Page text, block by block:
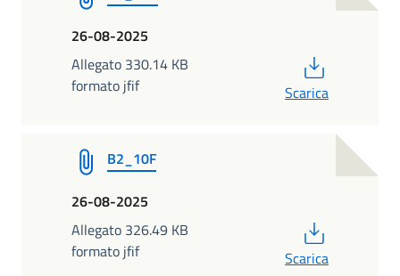
26-08-2025
Allegato 330.14 KB
formato jfif
Scarica
B2_10F
26-08-2025
Allegato 326.49 KB
formato jfif
Scarica